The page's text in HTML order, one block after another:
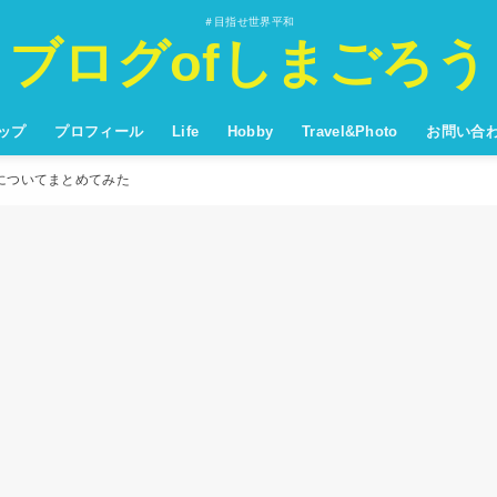
＃目指せ世界平和
ブログofしまごろう
プ プロフィール Life Hobby Travel&Photo お問い合
ついてまとめてみた